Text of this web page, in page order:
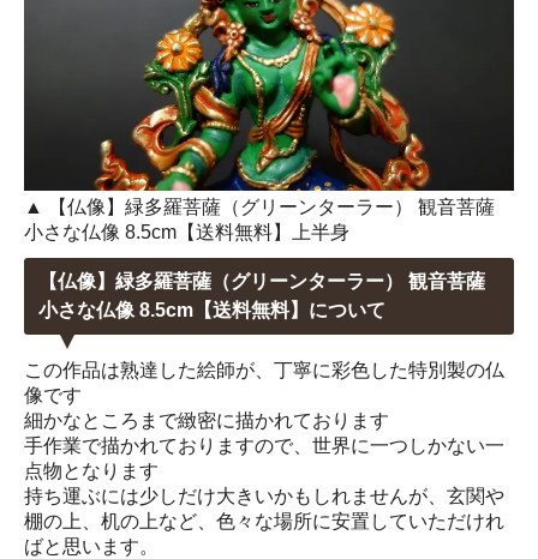
▲ 【仏像】緑多羅菩薩（グリーンターラー） 観音菩薩
小さな仏像 8.5cm【送料無料】上半身
【仏像】緑多羅菩薩（グリーンターラー） 観音菩薩
小さな仏像 8.5cm【送料無料】について
この作品は熟達した絵師が、丁寧に彩色した特別製の仏
像です
細かなところまで緻密に描かれております
手作業で描かれておりますので、世界に一つしかない一
点物となります
持ち運ぶには少しだけ大きいかもしれませんが、玄関や
棚の上、机の上など、色々な場所に安置していただけれ
ばと思います。